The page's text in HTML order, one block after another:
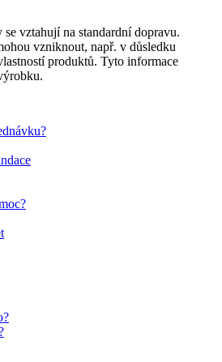
vztahují na standardní dopravu.
vzniknout, např. v důsledku
produktů. Tyto informace